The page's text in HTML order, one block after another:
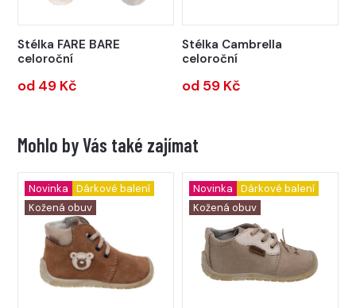
Stélka FARE BARE
celoroční
od 49 Kč
Stélka Cambrella
celoroční
od 59 Kč
Mohlo by Vás také zajímat
Novinka
Dárkové balení
Kožená obuv
Novinka
Dárkové balení
Kožená obuv